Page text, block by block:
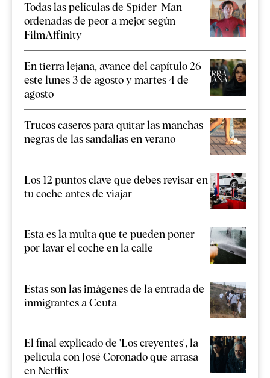
Todas las películas de Spider-Man
ordenadas de peor a mejor según
FilmAffinity
En tierra lejana, avance del capítulo 26
este lunes 3 de agosto y martes 4 de
agosto
Trucos caseros para quitar las manchas
negras de las sandalias en verano
Los 12 puntos clave que debes revisar en
tu coche antes de viajar
Esta es la multa que te pueden poner
por lavar el coche en la calle
Estas son las imágenes de la entrada de
inmigrantes a Ceuta
El final explicado de 'Los creyentes', la
película con José Coronado que arrasa
en Netflix